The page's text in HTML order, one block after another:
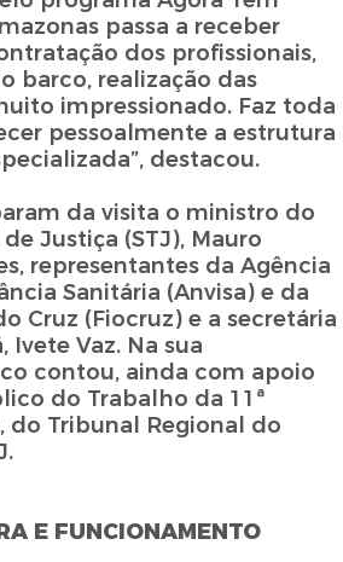
passa a receber
dos profissionais,
barco, realização das
impressionado. Faz toda
pessoalmente a estrutura
destacou.
da visita o ministro do
Justiça (STJ), Mauro
representantes da Agência
Sanitária (Anvisa) e da
Cruz (Fiocruz) e a secretária
Ivete Vaz. Na sua
contou, ainda com apoio
do Trabalho da 11ª
do Tribunal Regional do
E FUNCIONAMENTO